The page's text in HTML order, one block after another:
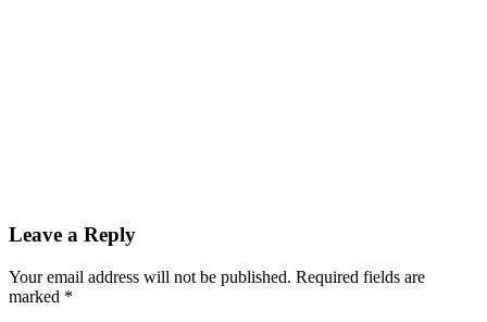
Leave a Reply
Your email address will not be published. Required fields are
marked *